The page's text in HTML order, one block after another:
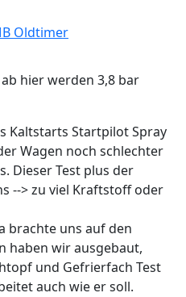
hier werden 3,8 bar
Kaltstarts Startpilot Spray
Wagen noch schlechter
Dieser Test plus der
--> zu viel Kraftstoff oder
brachte uns auf den
haben wir ausgebaut,
und Gefrierfach Test
auch wie er soll.